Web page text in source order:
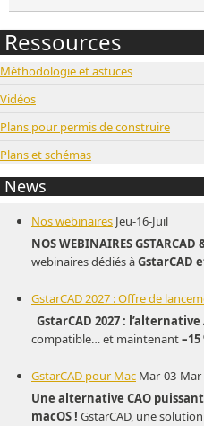
Ressources
Méthodologie et astuces
Vidéos
Plans pour permis de construire
Plans et schémas
News
Nos webinaires Jeu-16-Juil
NOS WEBINAIRES GSTARCAD
webinaires dédiés àGstarCAD
GstarCAD 2027 : Offre de
GstarCAD 2027 : l’alternative
compatible… et maintenant
GstarCAD pour Mac Mar-03-Mar
Une alternative CAO
macOS ! GstarCAD, une solution